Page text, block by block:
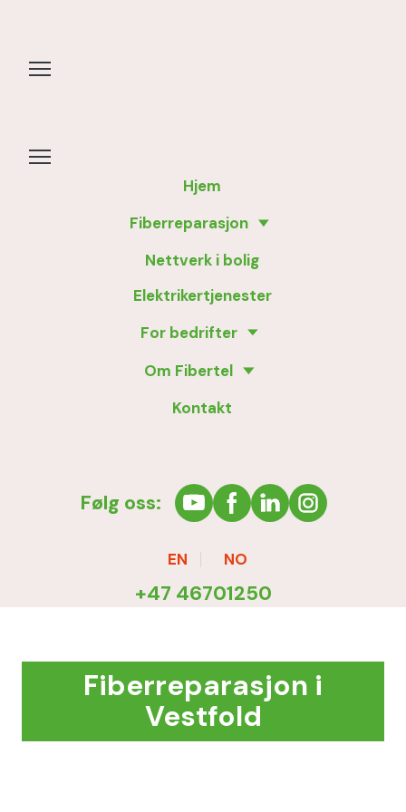
Hjem
Fiberreparasjon
Nettverk i bolig
Elektrikertjenester
For bedrifter
Om Fibertel
Kontakt
Følg oss:
EN NO
+47 46701250
Fiberreparasjon i
Vestfold